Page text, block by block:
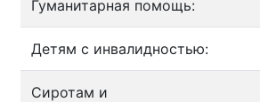
Гуманитарная помощь:
Детям с инвалидностью:
Сиротам и